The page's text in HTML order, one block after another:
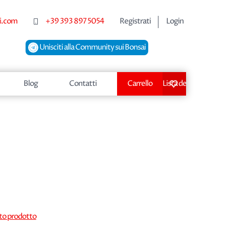
+39 393 897 5054 Registrati Login
Unisciti alla Community sui Bonsai
Blog Contatti Carrello Lista dei desideri
prodotto